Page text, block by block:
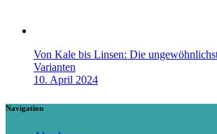
Von Kale bis Linsen: Die
Varianten
10. April 2024
Navigation